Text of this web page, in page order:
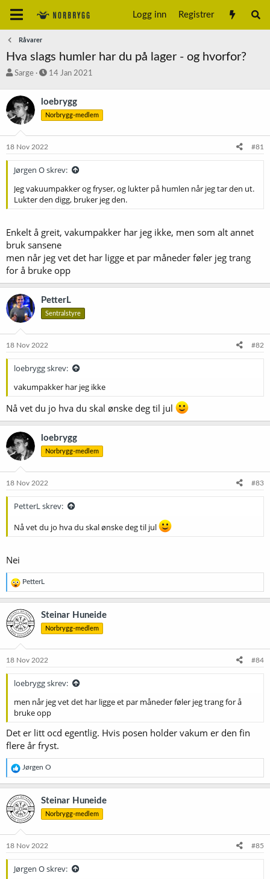
Logg inn Registrer
Råvarer
Hva slags humler har du på lager - og hvorfor?
T
å
d
s
a
r
t
e
Sarge
S
r
t
a
o
14 Jan 2021
loebrygg
Norbrygg-medlem
18 Nov 2022 #81
Jørgen O skrev:
Jeg vakuumpakker og fryser, og lukter på humlen når jeg tar den ut.
Lukter den digg, bruker jeg den.
Enkelt å greit, vakumpakker har jeg ikke, men som alt annet
bruk sansene
men når jeg vet det har ligge et par måneder føler jeg trang
for å bruke opp
PetterL
Sentralstyre
18 Nov 2022 #82
loebrygg skrev:
vakumpakker har jeg ikke
Nå vet du jo hva du skal ønske deg til jul
loebrygg
Norbrygg-medlem
18 Nov 2022 #83
PetterL skrev:
Nå vet du jo hva du skal ønske deg til jul
Nei
R
e
a
k
s
j
o
e
PetterL
Steinar Huneide
Norbrygg-medlem
18 Nov 2022 #84
loebrygg skrev:
men når jeg vet det har ligge et par måneder føler jeg trang for å
bruke opp
Det er litt ocd egentlig. Hvis posen holder vakum er den fin
flere år fryst.
R
e
a
k
s
j
o
e
Jørgen O
Steinar Huneide
Norbrygg-medlem
18 Nov 2022 #85
Jørgen O skrev: